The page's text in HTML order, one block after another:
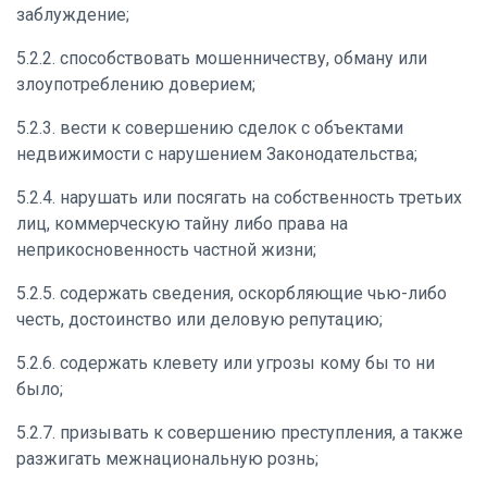
заблуждение;
5.2.2. способствовать мошенничеству, обману или
злоупотреблению доверием;
5.2.3. вести к совершению сделок с объектами
недвижимости с нарушением Законодательства;
5.2.4. нарушать или посягать на собственность третьих
лиц, коммерческую тайну либо права на
неприкосновенность частной жизни;
5.2.5. содержать сведения, оскорбляющие чью-либо
честь, достоинство или деловую репутацию;
5.2.6. содержать клевету или угрозы кому бы то ни
было;
5.2.7. призывать к совершению преступления, а также
разжигать межнациональную рознь;